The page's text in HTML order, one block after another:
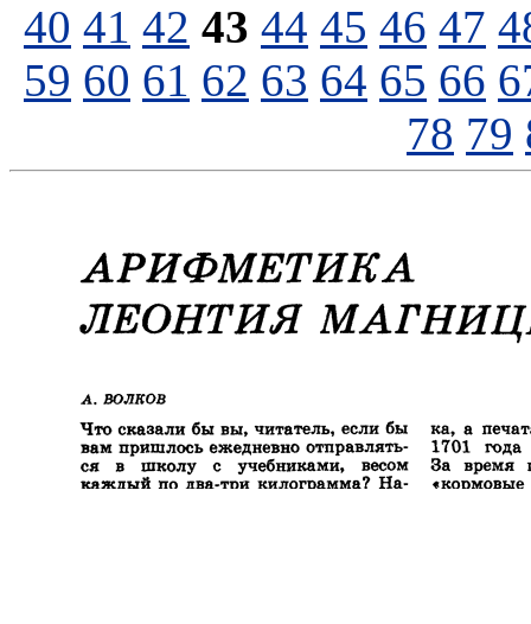
40 41 42 43 44 45 46 47
59 60 61 62 63 64 65 66
78 79